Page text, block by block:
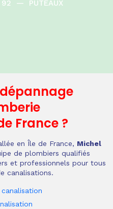
92
— PUTEAUX
France ?
en Île de France, Michel
de plombiers qualifiés
et professionnels pour tous
canalisations.